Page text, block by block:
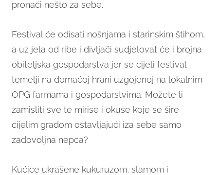
pronaći nešto za sebe.
Festival će odisati nošnjama i starinskim štihom,
a uz jela od ribe i divljači sudjelovat će i brojna
obiteljska gospodarstva jer se cijeli festival
temelji na domaćoj hrani uzgojenoj na lokalnim
OPG farmama i gospodarstvima. Možete li
zamisliti sve te mirise i okuse koje se šire
cijelim gradom ostavljajući iza sebe samo
zadovoljna nepca?
Kućice ukrašene kukuruzom, slamom i